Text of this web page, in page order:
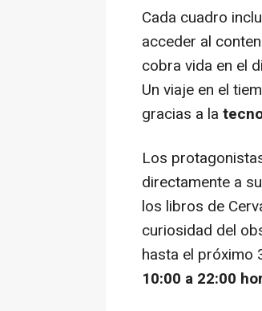
Cada cuadro
acceder al
cobra vida en el
Un viaje en el
gracias a la
Los
directamente a
los libros de
curiosidad del
hasta el próximo
10:00 a 22:00